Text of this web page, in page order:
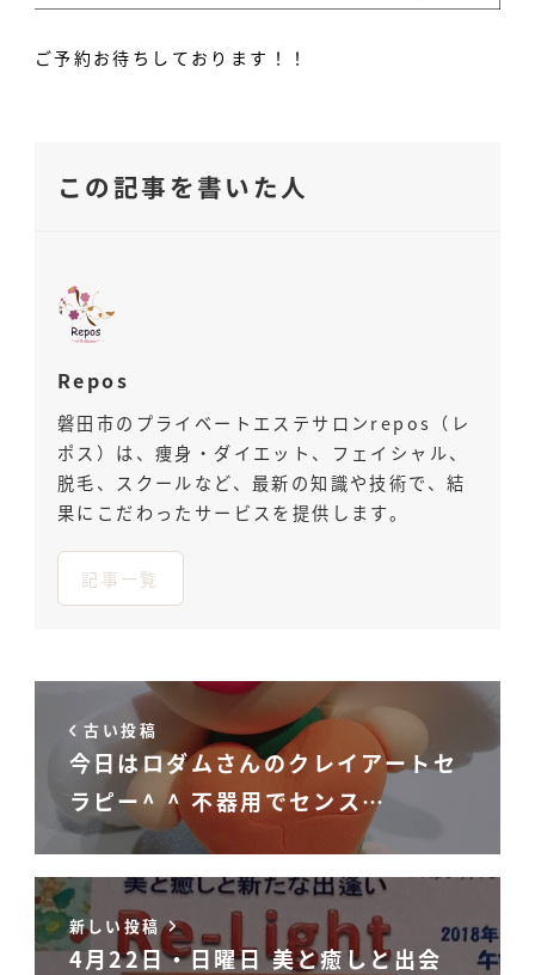
ご予約お待ちしております！！
この記事を書いた人
Repos
磐田市のプライベートエステサロンrepos（レ
ポス）は、痩身・ダイエット、フェイシャル、
脱毛、スクールなど、最新の知識や技術で、結
果にこだわったサービスを提供します。
記事一覧
古い投稿
今日はロダムさんのクレイアートセ
ラピー^ ^ 不器用でセンス…
新しい投稿
4月22日・日曜日 美と癒しと出会